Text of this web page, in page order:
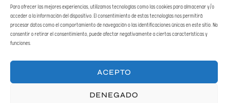
Para ofrecer las mejores experiencias, utilizamos tecnologías como las cookies para almacenar y/o
acceder a la información del dispositivo. El consentimiento de estas tecnologías nos permitirá
procesar datos como el comportamiento de navegación o las identificaciones únicas en este sitio. No
consentir o retirar el consentimiento, puede afectar negativamente a ciertas características y
funciones.
ACEPTO
DENEGADO